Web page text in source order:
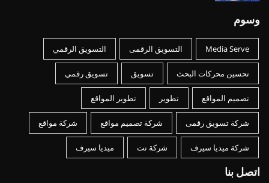
وسوم
Media Serve التسويق الرقمى التسويق الرقمي
تحسين محركات البحث تسويق تسويق رقمي
تصميم المواقع تطوير تطوير المواقع
شركة تسويق رقمى شركة تصميم مواقع شركة مواقع
شركة ميديا سيرف شركة نت ميديا سيرف
اتصل بنا